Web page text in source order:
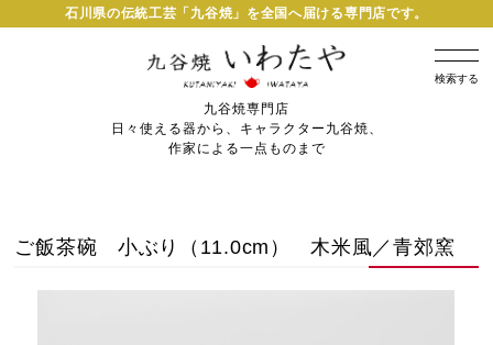
石川県の伝統工芸「九谷焼」を全国へ届ける専門店です。
検索する
九谷焼専門店
日々使える器から、キャラクター九谷焼、
作家による一点ものまで
ご飯茶碗 小ぶり（11.0cm） 木米風／青郊窯